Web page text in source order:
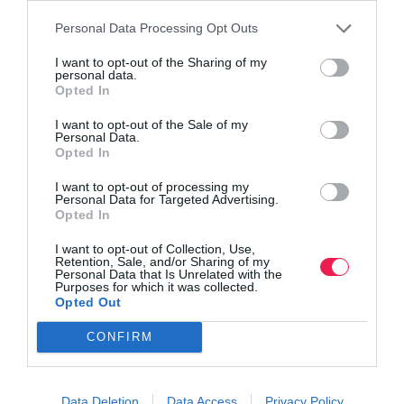
Personal Data Processing Opt Outs
I want to opt-out of the Sharing of my
personal data.
Opted In
I want to opt-out of the Sale of my
Personal Data.
Opted In
I want to opt-out of processing my
Personal Data for Targeted Advertising.
Opted In
I want to opt-out of Collection, Use,
Retention, Sale, and/or Sharing of my
Personal Data that Is Unrelated with the
Purposes for which it was collected.
Opted Out
CONFIRM
Data Deletion Data Access Privacy Policy
Γίνε Συνδρομητής